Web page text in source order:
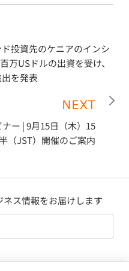
投資先のケニアのインシ
万USドルの出資を受け、
を発表
NEXT
ー | 9月15日（木）15
（JST）開催のご案内
ス情報をお届けします